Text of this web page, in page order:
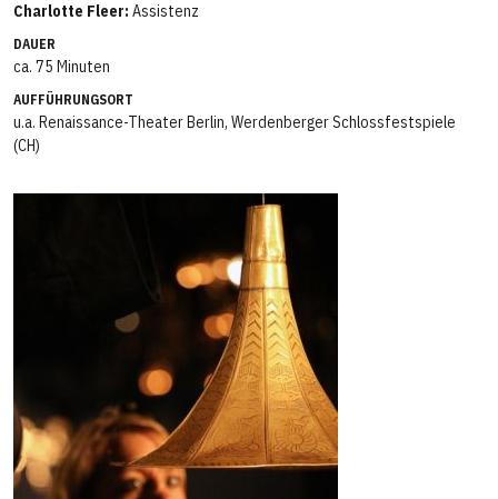
Charlotte Fleer: Assistenz
DAUER
ca. 75 Minuten
AUFFÜHRUNGSORT
u.a. Renaissance-Theater Berlin, Werdenberger Schlossfestspiele
(CH)